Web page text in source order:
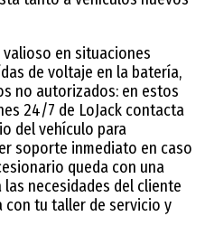
valioso en situaciones
de voltaje en la batería,
no autorizados: en estos
24/7 de LoJack contacta
del vehículo para
soporte inmediato en caso
queda con una
necesidades del cliente
tu taller de servicio y